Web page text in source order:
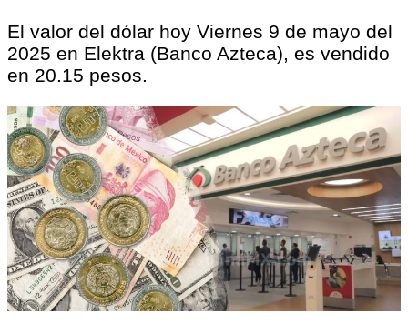
El valor del dólar hoy Viernes 9 de mayo del
2025 en Elektra (Banco Azteca), es vendido
en 20.15 pesos.